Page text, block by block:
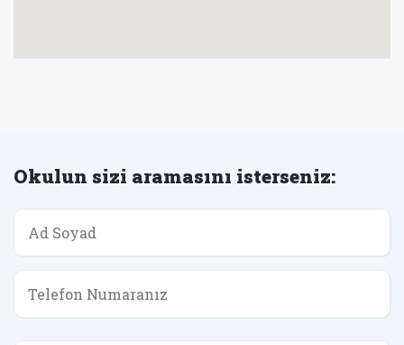
Okulun sizi aramasını isterseniz: